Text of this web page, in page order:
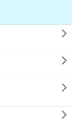



